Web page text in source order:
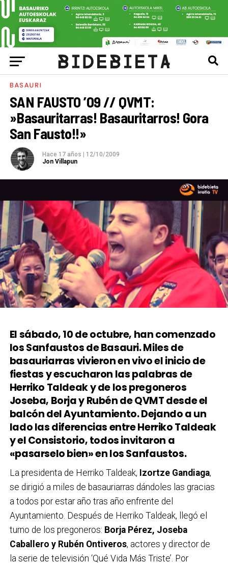
BASAURI
SAN FAUSTO ’09 // QVMT:
»Basauritarras! Basauritarros! Gora
San Fausto!!»
Hace 17 años
12/10/2009
Jon Villapun
El sábado, 10 de octubre, han comenzado
los Sanfaustos de Basauri. Miles de
basauriarras vivieron en vivo el inicio de
fiestas y escucharon las palabras de
Herriko Taldeak y de los pregoneros
Joseba, Borja y Rubén de QVMT desde el
balcón del Ayuntamiento. Dejando a un
lado las diferencias entre Herriko Taldeak
y el Consistorio, todos invitaron a
«pasarselo bien» en los Sanfaustos.
La presidenta de Herriko Taldeak, Izortze Gandiaga,
se dirigió a miles de basauriarras dándoles las gracias
a todos por estar año tras año enfrente del
Ayuntamiento. Después de Herriko Taldeak, llegó el
turno de los pregoneros: Borja Pérez, Joseba
Caballero y Rubén Ontiveros, actores y director de
la serie de televisión ‘Qué Vida Más Triste’. Por